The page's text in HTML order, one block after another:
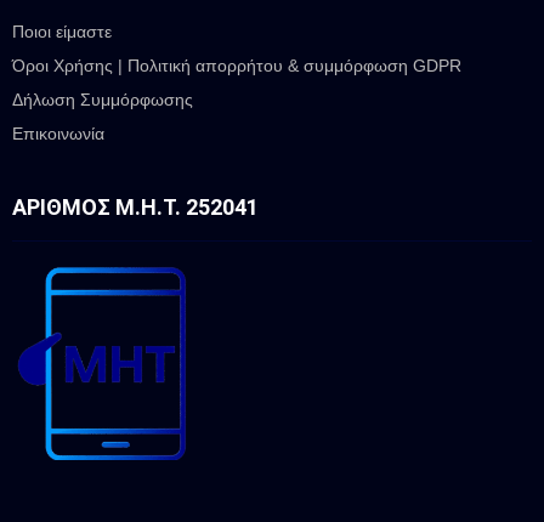
Ποιοι είμαστε
Όροι Χρήσης | Πολιτική απορρήτου & συμμόρφωση GDPR
Δήλωση Συμμόρφωσης
Επικοινωνία
ΑΡΙΘΜΌΣ Μ.Η.Τ. 252041